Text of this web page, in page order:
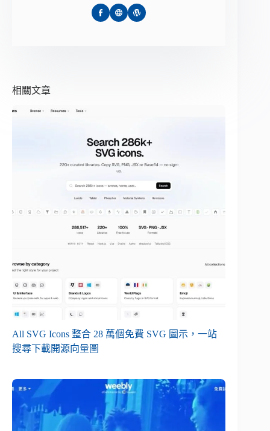
相關文章
All SVG Icons 整合 28 萬個免費 SVG 圖示，一站
搜尋下載開源向量圖